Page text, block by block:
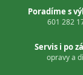
Poradíme s
601 282
Servis i po
opravy a